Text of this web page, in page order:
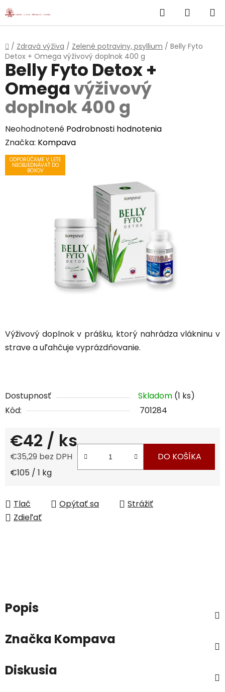
Prejsť
na
Hľadať
KOŠÍK
Domov
/ Zdravá výživa / Zelené potraviny, psyllium / Belly Fyto
Detox + Omega výživový doplnok 400 g
Výživový doplnok v prášku, ktorý nahrádza vlákninu v
strave a uľahčuje vyprázdňovanie.
Dostupnosť Skladom (1 ks)
Kód:
701284
€42 / ks
€35,29 bez DPH
Jednotková cena:
€105 / 1 kg
DO KOŠÍKA
Tlač Opýtať sa
Strážiť
Zdieľať
Belly Fyto Detox +
Omegavýživový
doplnok 400 g
Priemerné
hodnotenie
produktu
Neohodnotené Podrobnosti hodnotenia
Značka: Kompava
ODPORÚČAME V LETE
NEOBJEDNÁVAŤ DO
BOXOV
Popis
Značka Kompava
Diskusia